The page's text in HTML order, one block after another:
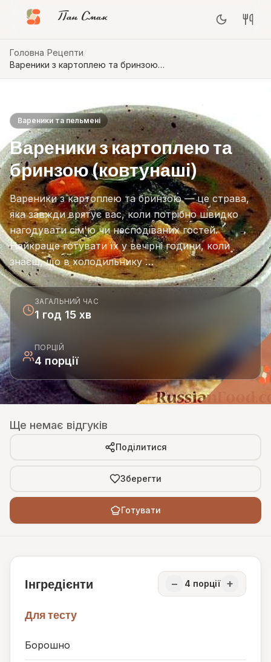
Пан Смак
Головна Рецепти
Вареники з картоплею та бринзою
(ковтунаші)
Вареники та пельмені
Вареники з картоплею та
бринзою (ковтунаші)
Вареники з картоплею та бринзою — це страва,
яка завжди врятує вас, коли потрібно швидко
нагодувати сім'ю чи несподіваних гостей.
Найкраще готувати їх у вечірні години, коли
знаєш, що в холодильнику …
ЗАГАЛЬНИЙ ЧАС
1 год 15 хв
ПОРЦІЙ
4 порції
Ще немає відгуків
Поділитися
Зберегти
Готувати
Інгредієнти − 4 порції +
Для тесту
Борошно